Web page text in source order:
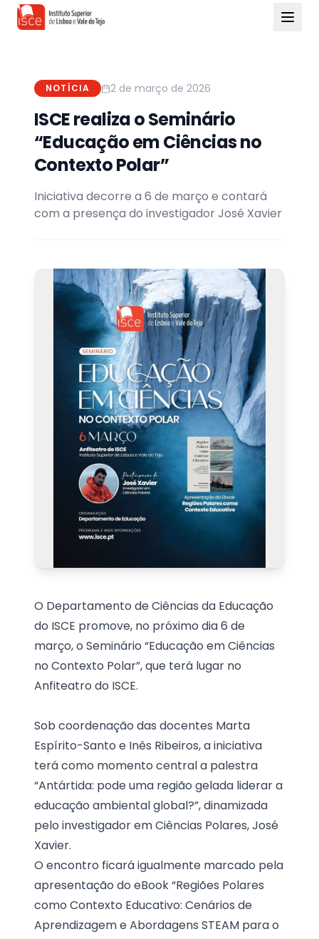
NOTÍCIA 2 de março de 2026
ISCE realiza o Seminário
“Educação em Ciências no
Contexto Polar”
Iniciativa decorre a 6 de março e contará
com a presença do investigador José Xavier
O Departamento de Ciências da Educação
do ISCE promove, no próximo dia 6 de
março, o Seminário “Educação em Ciências
no Contexto Polar”, que terá lugar no
Anfiteatro do ISCE.
Sob coordenação das docentes Marta
Espírito-Santo e Inês Ribeiros, a iniciativa
terá como momento central a palestra
“Antártida: pode uma região gelada liderar a
educação ambiental global?”, dinamizada
pelo investigador em Ciências Polares, José
Xavier.
O encontro ficará igualmente marcado pela
apresentação do eBook “Regiões Polares
como Contexto Educativo: Cenários de
Aprendizagem e Abordagens STEAM para o